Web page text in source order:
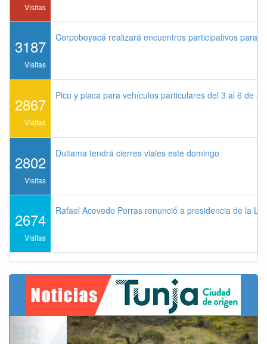
Visitas
3187
Visitas
Corpoboyacá realizará encuentros participativos para
2867
Visitas
Pico y placa para vehículos particulares del 3 al 6 de
2802
Visitas
Duitama tendrá cierres viales este domingo
2674
Visitas
Rafael Acevedo Porras renunció a presidencia de la
Previous Next